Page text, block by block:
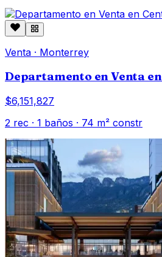
Venta · Monterrey
Departamento en Venta
$6,151,827
2 rec · 1 baños · 74 m² constr